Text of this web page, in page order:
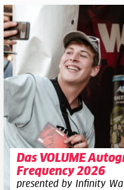
Das VOLUME
Frequency 2026
presented by Infinity